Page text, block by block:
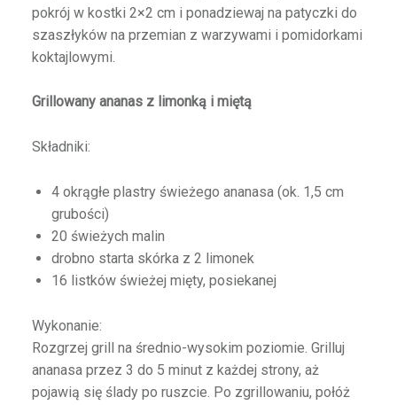
pokrój w kostki 2×2 cm i ponadziewaj na patyczki do
szaszłyków na przemian z warzywami i pomidorkami
koktajlowymi.
Grillowany ananas z limonką i miętą
Składniki:
4 okrągłe plastry świeżego ananasa (ok. 1,5 cm
grubości)
20 świeżych malin
drobno starta skórka z 2 limonek
16 listków świeżej mięty, posiekanej
Wykonanie:
Rozgrzej grill na średnio-wysokim poziomie. Grilluj
ananasa przez 3 do 5 minut z każdej strony, aż
pojawią się ślady po ruszcie. Po zgrillowaniu, połóż